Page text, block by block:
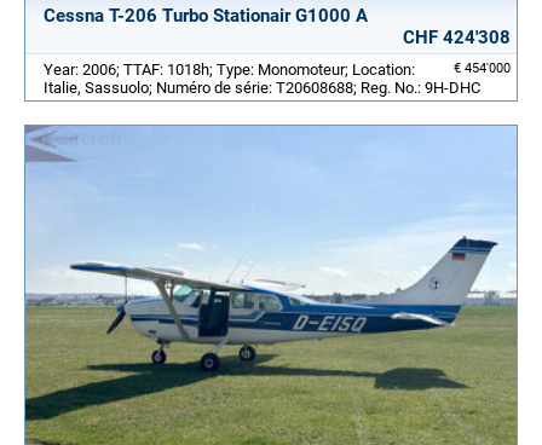
Cessna T-206 Turbo Stationair G1000 A
CHF 424'308
€ 454'000
Year: 2006; TTAF: 1018h; Type: Monomoteur; Location:
Italie, Sassuolo; Numéro de série: T20608688; Reg. No.: 9H-DHC